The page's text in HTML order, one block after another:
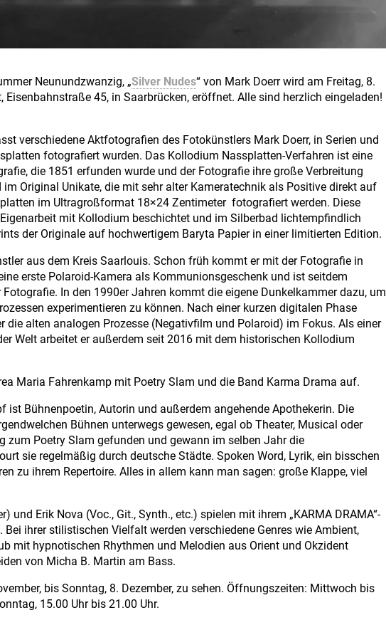
Neunundzwanzig, „Silver Nudes“ von Mark Doerr wird am Freitag, 8.
Eisenbahnstraße 45, in Saarbrücken, eröffnet. Alle sind herzlich eingeladen!
verschiedene Aktfotografien des Fotokünstlers Mark Doerr, in Serien und
fotografiert wurden. Das Kollodium Nassplatten-Verfahren ist eine
die 1851 erfunden wurde und der Fotografie ihre große Verbreitung
Original Unikate, die mit sehr alter Kameratechnik als Positive direkt auf
im Ultragroßformat 18×24 Zentimeter fotografiert werden. Diese
mit Kollodium beschichtet und im Silberbad lichtempfindlich
der Originale auf hochwertigem Baryta Papier in einer limitierten Edition.
aus dem Kreis Saarlouis. Schon früh kommt er mit der Fotografie in
erste Polaroid-Kamera als Kommunionsgeschenk und ist seitdem
In den 1990er Jahren kommt die eigene Dunkelkammer dazu, um
experimentieren zu können. Nach einer kurzen digitalen Phase
die alten analogen Prozesse (Negativfilm und Polaroid) im Fokus. Als einer
Welt arbeitet er außerdem seit 2016 mit dem historischen Kollodium
Maria Fahrenkamp mit Poetry Slam und die Band Karma Drama auf.
ist Bühnenpoetin, Autorin und außerdem angehende Apothekerin. Die
Bühnen unterwegs gewesen, egal ob Theater, Musical oder
zum Poetry Slam gefunden und gewann im selben Jahr die
sie regelmäßig durch deutsche Städte. Spoken Word, Lyrik, ein bisschen
zu ihrem Repertoire. Alles in allem kann man sagen: große Klappe, viel
und Erik Nova (Voc., Git., Synth., etc.) spielen mit ihrem „KARMA DRAMA“-
ihrer stilistischen Vielfalt werden verschiedene Genres wie Ambient,
mit hypnotischen Rhythmen und Melodien aus Orient und Okzident
von Micha B. Martin am Bass.
bis Sonntag, 8. Dezember, zu sehen. Öffnungszeiten: Mittwoch bis
15.00 Uhr bis 21.00 Uhr.